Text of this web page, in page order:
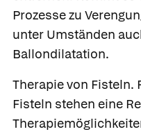
Prozesse zu
unter Umständen
Ballondilatation.
Therapie von Fisteln.
Fisteln stehen eine